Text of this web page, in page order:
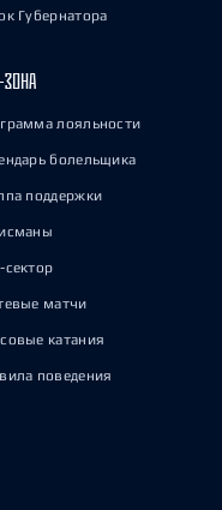
Губернатора
лояльности
болельщика
поддержки
матчи
катания
поведения